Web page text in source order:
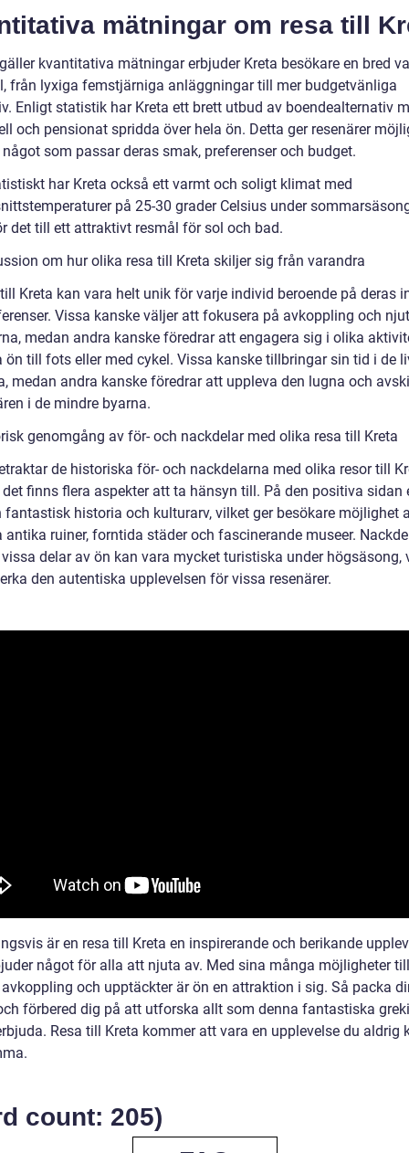
mätningar om resa till
kvantitativa mätningar erbjuder Kreta besökare en bred
från lyxiga femstjärniga anläggningar till mer budgetvänliga
Enligt statistik har Kreta ett brett utbud av boendealternativ
och pensionat spridda över hela ön. Detta ger resenärer
som passar deras smak, preferenser och budget.
har Kreta också ett varmt och soligt klimat med
på 25-30 grader Celsius under
det till ett attraktivt resmål för sol och bad.
om hur olika resa till Kreta skiljer sig från varandra
Kreta kan vara helt unik för varje individ beroende på deras
Vissa kanske väljer att fokusera på avkoppling och
medan andra kanske föredrar att engagera sig i olika
ön till fots eller med cykel. Vissa kanske tillbringar sin tid i de
medan andra kanske föredrar att uppleva den lugna och
i de mindre byarna.
genomgång av för- och nackdelar med olika resa till Kreta
de historiska för- och nackdelarna med olika resor till
finns flera aspekter att ta hänsyn till. På den positiva sidan
fantastisk historia och kulturarv, vilket ger besökare möjlighet
antika ruiner, forntida städer och fascinerande museer.
delar av ön kan vara mycket turistiska under högsäsong,
den autentiska upplevelsen för vissa resenärer.
är en resa till Kreta en inspirerande och berikande
något för alla att njuta av. Med sina många möjligheter till
avkoppling och upptäckter är ön en attraktion i sig. Så packa
förbered dig på att utforska allt som denna fantastiska
Resa till Kreta kommer att vara en upplevelse du aldrig
count: 205)